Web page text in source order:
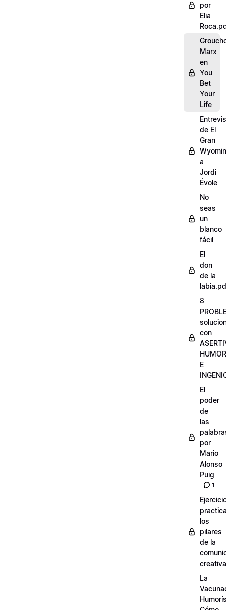
por
Elia
Marx
en
You
Bet
Your
Life
de El
Gran
a
Jordi
Évole
No
seas
un
blanco
fácil
El
don
de la
8
con
HUMOR
E
El
poder
de
las
por
Mario
Alonso
Puig
1
los
pilares
de la
creativa
La